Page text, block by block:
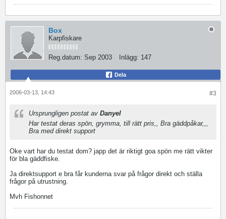
Box
Karpfiskare
Reg.datum: Sep 2003 Inlägg: 147
Dela
#3
2006-03-13, 14:43
Ursprungligen postat av Danyel
Har testat deras spön, grymma, till rätt pris,, Bra gäddpåkar,,,
Bra med direkt support
Oke vart har du testat dom? japp det är riktigt goa spön me rätt vikter
för bla gäddfiske.
Ja direktsupport e bra får kunderna svar på frågor direkt och ställa
frågor på utrustning.
Mvh Fishonnet